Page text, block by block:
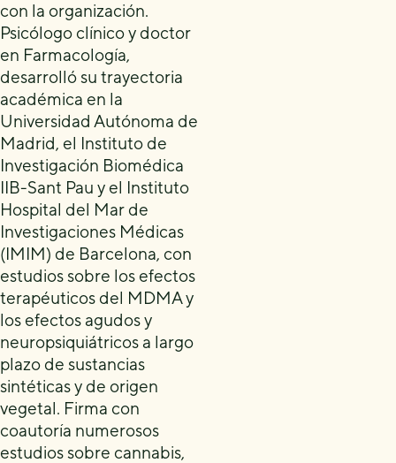
con la organización.
Psicólogo clínico y doctor
en Farmacología,
desarrolló su trayectoria
académica en la
Universidad Autónoma de
Madrid, el Instituto de
Investigación Biomédica
IIB-Sant Pau y el Instituto
Hospital del Mar de
Investigaciones Médicas
(IMIM) de Barcelona, con
estudios sobre los efectos
terapéuticos del MDMA y
los efectos agudos y
neuropsiquiátricos a largo
plazo de sustancias
sintéticas y de origen
vegetal. Firma con
coautoría numerosos
estudios sobre cannabis,